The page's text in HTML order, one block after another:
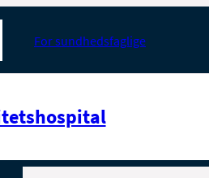
For sundhedsfaglige